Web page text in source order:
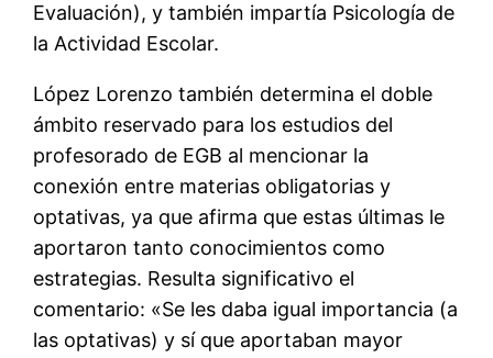
Evaluación), y también impartía Psicología de
la Actividad Escolar.
López Lorenzo también determina el doble
ámbito reservado para los estudios del
profesorado de EGB al mencionar la
conexión entre materias obligatorias y
optativas, ya que afirma que estas últimas le
aportaron tanto conocimientos como
estrategias. Resulta significativo el
comentario: «Se les daba igual importancia (a
las optativas) y sí que aportaban mayor